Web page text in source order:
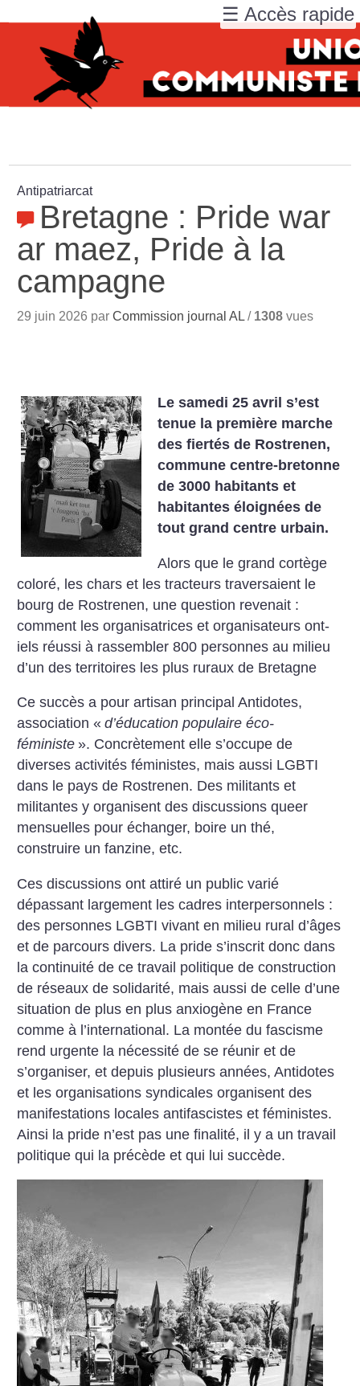
Antipatriarcat
Bretagne : Pride war
ar maez, Pride à la
campagne
29 juin 2026 parCommission journal AL / 1308 vues
Le samedi 25 avril s’est
tenue la première marche
des fiertés de Rostrenen,
commune centre-bretonne
de 3000 habitants et
habitantes éloignées de
tout grand centre urbain.
Alors que le grand cortège
coloré, les chars et les tracteurs traversaient le
bourg de Rostrenen, une question revenait :
comment les organisatrices et organisateurs ont-
iels réussi à rassembler 800 personnes au milieu
d’un des territoires les plus ruraux de Bretagne
Ce succès a pour artisan principal Antidotes,
association « d’éducation populaire éco-
féministe ». Concrètement elle s’occupe de
diverses activités féministes, mais aussi LGBTI
dans le pays de Rostrenen. Des militants et
militantes y organisent des discussions queer
mensuelles pour échanger, boire un thé,
construire un fanzine, etc.
Ces discussions ont attiré un public varié
dépassant largement les cadres interpersonnels :
des personnes LGBTI vivant en milieu rural d’âges
et de parcours divers. La pride s’inscrit donc dans
la continuité de ce travail politique de construction
de réseaux de solidarité, mais aussi de celle d’une
situation de plus en plus anxiogène en France
comme à l’international. La montée du fascisme
rend urgente la nécessité de se réunir et de
s’organiser, et depuis plusieurs années, Antidotes
et les organisations syndicales organisent des
manifestations locales antifascistes et féministes.
Ainsi la pride n’est pas une finalité, il y a un travail
politique qui la précède et qui lui succède.
☰ Accès rapide